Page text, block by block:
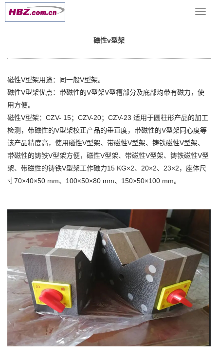
导
当前位置：网站首页
磁性v型架
磁性V型架用途：同一般V型架。
磁性V型架优点：带磁性的V型架V型槽部分及底部均带有磁力，使
用方便。
磁性V型架：CZV- 15；CZV-20；CZV-23 适用于圆柱形产品的加工
检测，带磁性的V型架校正产品的垂直度，带磁性的V型架同心度等
该产品精度高，使用磁性V型架、带磁性V型架、铸铁磁性V型架、
带磁性的铸铁V型架方便，磁性V型架、带磁性V型架、铸铁磁性V型
架、带磁性的铸铁V型架工作磁力15 KG×2、20×2、23×2，座体尺
寸70×40×50 mm、100×50×80 mm、150×50×100 mm。